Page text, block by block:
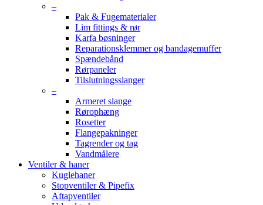
–
Pak & Fugematerialer
Lim fittings & rør
Karfa bøsninger
Reparationsklemmer og bandagemuffer
Spændebånd
Rørpaneler
Tilslutningsslanger
–
Armeret slange
Rørophæng
Rosetter
Flangepakninger
Tagrender og tag
Vandmålere
Ventiler & haner
Kuglehaner
Stopventiler & Pipefix
Aftapventiler